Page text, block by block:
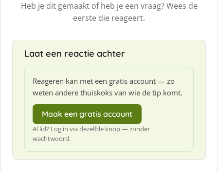
Heb je dit gemaakt of heb je een vraag? Wees de
eerste die reageert.
Laat een reactie achter
Reageren kan met een gratis account — zo
weten andere thuiskoks van wie de tip komt.
Maak een gratis account
Al lid? Log in via dezelfde knop — zonder
wachtwoord.